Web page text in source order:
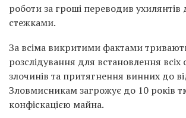
роботи за гроші переводив
стежками.
За всіма викритими фактами
розслідування для встановлення всіх
злочинів та притягнення винних до
Зловмисникам загрожує до 10 років
конфіскацією майна.